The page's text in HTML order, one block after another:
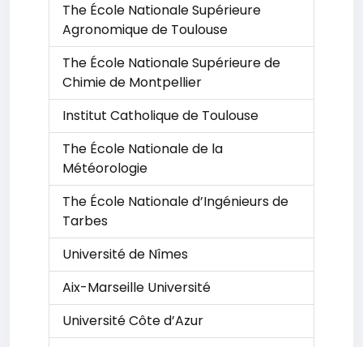
The École Nationale Supérieure
Agronomique de Toulouse
The École Nationale Supérieure de
Chimie de Montpellier
Institut Catholique de Toulouse
The École Nationale de la
Météorologie
The École Nationale d’Ingénieurs de
Tarbes
Université de Nîmes
Aix-Marseille Université
Université Côte d’Azur